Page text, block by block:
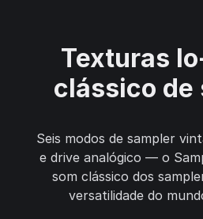
Texturas
clássico de
Seis modos de sampler
e drive analógico — o
som clássico dos
versatilidade do